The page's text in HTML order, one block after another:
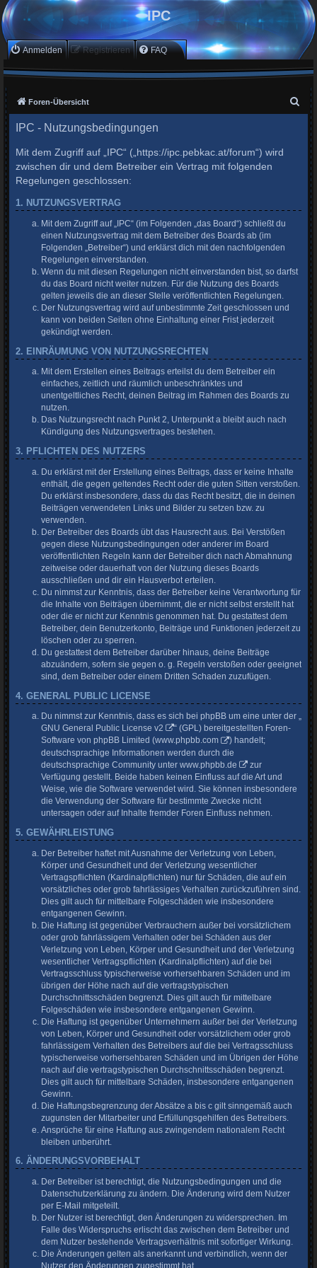
IPC
Anmelden Registrieren FAQ
Foren-Übersicht
IPC - Nutzungsbedingungen
Mit dem Zugriff auf „IPC“ („https://ipc.pebkac.at/forum“) wird
zwischen dir und dem Betreiber ein Vertrag mit folgenden
Regelungen geschlossen:
1. NUTZUNGSVERTRAG
Mit dem Zugriff auf „IPC“ (im Folgenden „das Board“) schließt du
einen Nutzungsvertrag mit dem Betreiber des Boards ab (im
Folgenden „Betreiber“) und erklärst dich mit den nachfolgenden
Regelungen einverstanden.
Wenn du mit diesen Regelungen nicht einverstanden bist, so darfst
du das Board nicht weiter nutzen. Für die Nutzung des Boards
gelten jeweils die an dieser Stelle veröffentlichten Regelungen.
Der Nutzungsvertrag wird auf unbestimmte Zeit geschlossen und
kann von beiden Seiten ohne Einhaltung einer Frist jederzeit
gekündigt werden.
2. EINRÄUMUNG VON NUTZUNGSRECHTEN
Mit dem Erstellen eines Beitrags erteilst du dem Betreiber ein
einfaches, zeitlich und räumlich unbeschränktes und
unentgeltliches Recht, deinen Beitrag im Rahmen des Boards zu
nutzen.
Das Nutzungsrecht nach Punkt 2, Unterpunkt a bleibt auch nach
Kündigung des Nutzungsvertrages bestehen.
3. PFLICHTEN DES NUTZERS
Du erklärst mit der Erstellung eines Beitrags, dass er keine Inhalte
enthält, die gegen geltendes Recht oder die guten Sitten verstoßen.
Du erklärst insbesondere, dass du das Recht besitzt, die in deinen
Beiträgen verwendeten Links und Bilder zu setzen bzw. zu
verwenden.
Der Betreiber des Boards übt das Hausrecht aus. Bei Verstößen
gegen diese Nutzungsbedingungen oder anderer im Board
veröffentlichten Regeln kann der Betreiber dich nach Abmahnung
zeitweise oder dauerhaft von der Nutzung dieses Boards
ausschließen und dir ein Hausverbot erteilen.
Du nimmst zur Kenntnis, dass der Betreiber keine Verantwortung für
die Inhalte von Beiträgen übernimmt, die er nicht selbst erstellt hat
oder die er nicht zur Kenntnis genommen hat. Du gestattest dem
Betreiber, dein Benutzerkonto, Beiträge und Funktionen jederzeit zu
löschen oder zu sperren.
Du gestattest dem Betreiber darüber hinaus, deine Beiträge
abzuändern, sofern sie gegen o. g. Regeln verstoßen oder geeignet
sind, dem Betreiber oder einem Dritten Schaden zuzufügen.
4. GENERAL PUBLIC LICENSE
Du nimmst zur Kenntnis, dass es sich bei phpBB um eine unter der „
GNU General Public License v2
“ (GPL) bereitgestellten Foren-
Software von phpBB Limited (www.phpbb.com
) handelt;
deutschsprachige Informationen werden durch die
deutschsprachige Community unter www.phpbb.de
zur
Verfügung gestellt. Beide haben keinen Einfluss auf die Art und
Weise, wie die Software verwendet wird. Sie können insbesondere
die Verwendung der Software für bestimmte Zwecke nicht
untersagen oder auf Inhalte fremder Foren Einfluss nehmen.
5. GEWÄHRLEISTUNG
Der Betreiber haftet mit Ausnahme der Verletzung von Leben,
Körper und Gesundheit und der Verletzung wesentlicher
Vertragspflichten (Kardinalpflichten) nur für Schäden, die auf ein
vorsätzliches oder grob fahrlässiges Verhalten zurückzuführen sind.
Dies gilt auch für mittelbare Folgeschäden wie insbesondere
entgangenen Gewinn.
Die Haftung ist gegenüber Verbrauchern außer bei vorsätzlichem
oder grob fahrlässigem Verhalten oder bei Schäden aus der
Verletzung von Leben, Körper und Gesundheit und der Verletzung
wesentlicher Vertragspflichten (Kardinalpflichten) auf die bei
Vertragsschluss typischerweise vorhersehbaren Schäden und im
übrigen der Höhe nach auf die vertragstypischen
Durchschnittsschäden begrenzt. Dies gilt auch für mittelbare
Folgeschäden wie insbesondere entgangenen Gewinn.
Die Haftung ist gegenüber Unternehmern außer bei der Verletzung
von Leben, Körper und Gesundheit oder vorsätzlichem oder grob
fahrlässigem Verhalten des Betreibers auf die bei Vertragsschluss
typischerweise vorhersehbaren Schäden und im Übrigen der Höhe
nach auf die vertragstypischen Durchschnittsschäden begrenzt.
Dies gilt auch für mittelbare Schäden, insbesondere entgangenen
Gewinn.
Die Haftungsbegrenzung der Absätze a bis c gilt sinngemäß auch
zugunsten der Mitarbeiter und Erfüllungsgehilfen des Betreibers.
Ansprüche für eine Haftung aus zwingendem nationalem Recht
bleiben unberührt.
6. ÄNDERUNGSVORBEHALT
Der Betreiber ist berechtigt, die Nutzungsbedingungen und die
Datenschutzerklärung zu ändern. Die Änderung wird dem Nutzer
per E-Mail mitgeteilt.
Der Nutzer ist berechtigt, den Änderungen zu widersprechen. Im
Falle des Widerspruchs erlischt das zwischen dem Betreiber und
dem Nutzer bestehende Vertragsverhältnis mit sofortiger Wirkung.
Die Änderungen gelten als anerkannt und verbindlich, wenn der
Nutzer den Änderungen zugestimmt hat.